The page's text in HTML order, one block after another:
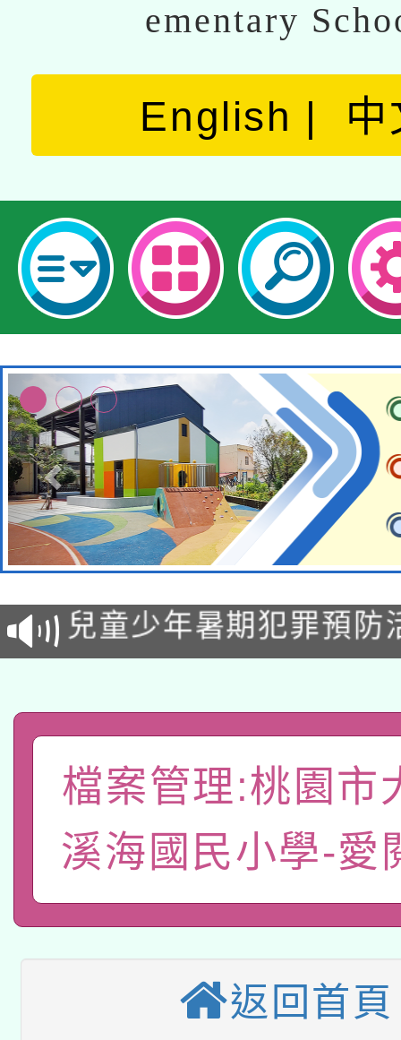
ementary
English 中
有關原住民族委員會
公告之原住民族歲時祭
一案。
兒童少年暑期犯罪預防
答一案
有關本府115年70歲以
人員健康講座「吃得安
心」，鼓勵退休同仁踴
案。
本校115學年度第2次
招)
本館辦理115年度閱讀
暨閱讀推動專業研習
科技賦能─人工智慧
「數位內容與教學軟體
有關大陸委員會函釋公
薪期間赴陸應申請許可
有關原住民族委員會
檔案管理:桃園市
溪海國民小學-愛
返回首頁